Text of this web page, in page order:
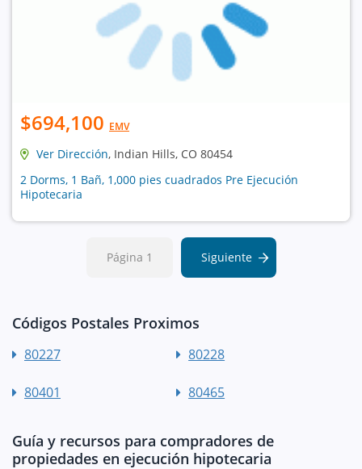
$694,100 EMV
Ver Dirección, Indian Hills, CO 80454
2 Dorms, 1 Bañ, 1,000 pies cuadrados Pre Ejecución
Hipotecaria
Página 1 Siguiente
Códigos Postales Proximos
80227 80228
80401 80465
Guía y recursos para compradores de
propiedades en ejecución hipotecaria